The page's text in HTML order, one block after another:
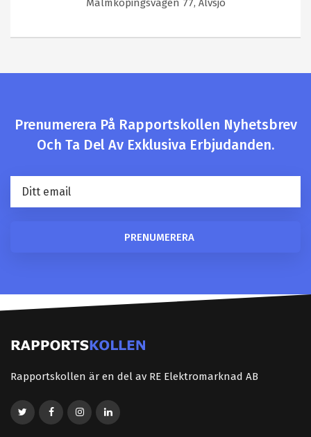
Malmköpingsvägen 77, Älvsjö
Prenumerera På Rapportskollen Nyhetsbrev
Och Ta Del Av Exklusiva Erbjudanden.
Rapportskollen är en del av RE Elektromarknad AB